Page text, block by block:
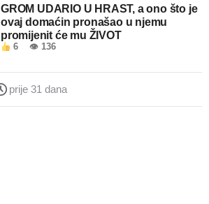
GROM UDARIO U HRAST, a ono što je
ovaj domaćin pronašao u njemu
promijenit će mu ŽIVOT
6 👁 136
prije 31 dana